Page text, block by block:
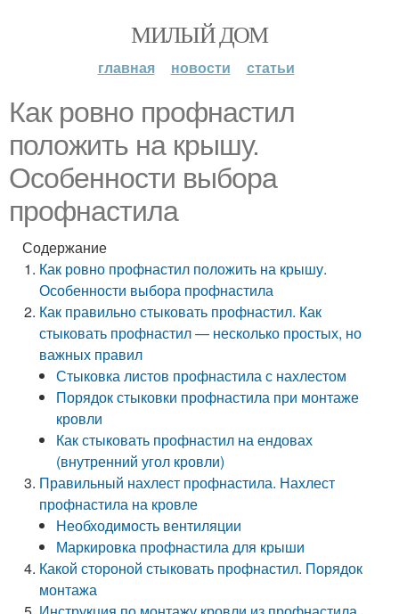
МИЛЫЙ ДОМ
главная новости статьи
Как ровно профнастил
положить на крышу.
Особенности выбора
профнастила
Содержание
Как ровно профнастил положить на крышу.
Особенности выбора профнастила
Как правильно стыковать профнастил. Как
стыковать профнастил — несколько простых, но
важных правил
Стыковка листов профнастила с нахлестом
Порядок стыковки профнастила при монтаже
кровли
Как стыковать профнастил на ендовах
(внутренний угол кровли)
Правильный нахлест профнастила. Нахлест
профнастила на кровле
Необходимость вентиляции
Маркировка профнастила для крыши
Какой стороной стыковать профнастил. Порядок
монтажа